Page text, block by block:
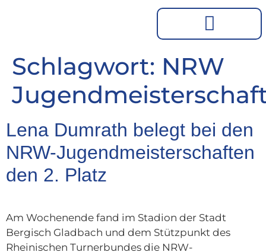
Schlagwort: NRW
Lena Dumrath belegt bei den
NRW-Jugendmeisterschaften
den 2. Platz
Am Wochenende fand im Stadion der Stadt
Bergisch Gladbach und dem Stützpunkt des
Rheinischen Turnerbundes die NRW-